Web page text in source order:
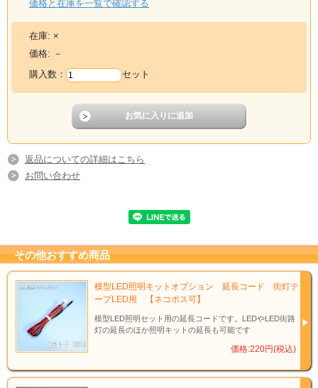
価格と在庫を一覧で確認する
在庫: ×
価格: －
購入数：
セット
返品についての詳細はこちら
お問い合わせ
その他おすすめ商品
模型LED照明キットオプション 延長コード 街灯テ
ープLED用 【ネコポス可】
模型LED照明セット用の延長コードです。LEDやLED街路
灯の延長のほか照明キットの延長も可能です
価格:220円(税込)